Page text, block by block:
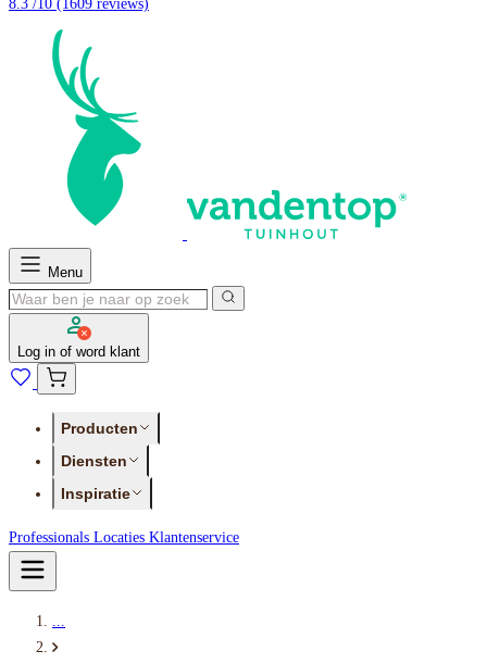
8.3 /10 (1609 reviews)
Menu
Log in of word klant
Producten
Diensten
Inspiratie
Professionals Locaties Klantenservice
...